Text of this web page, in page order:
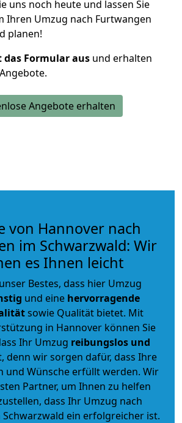
uns noch heute und lassen Sie
Ihren Umzug nach Furtwangen
planen!
das Formular aus und erhalten
Angebote erhalten
von Hannover nach
im Schwarzwald: Wir
es Ihnen leicht
Bestes, dass hier Umzug
und eine hervorragende
sowie Qualität bietet. Mit
in Hannover können Sie
Ihr Umzug reibungslos und
denn wir sorgen dafür, dass Ihre
und Wünsche erfüllt werden. Wir
Partner, um Ihnen zu helfen
dass Ihr Umzug nach
ein erfolgreicher ist.